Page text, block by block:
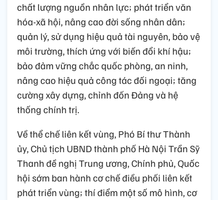
chất lượng nguồn nhân lực; phát triển văn
hóa-xã hội, nâng cao đời sống nhân dân;
quản lý, sử dụng hiệu quả tài nguyên, bảo vệ
môi trường, thích ứng với biến đổi khí hậu;
bảo đảm vững chắc quốc phòng, an ninh,
nâng cao hiệu quả công tác đối ngoại; tăng
cường xây dựng, chỉnh đốn Đảng và hệ
thống chính trị.
Về thể chế liên kết vùng, Phó Bí thư Thành
ủy, Chủ tịch UBND thành phố Hà Nội Trần Sỹ
Thanh đề nghị Trung ương, Chính phủ, Quốc
hội sớm ban hành cơ chế điều phối liên kết
phát triển vùng; thí điểm một số mô hình, cơ